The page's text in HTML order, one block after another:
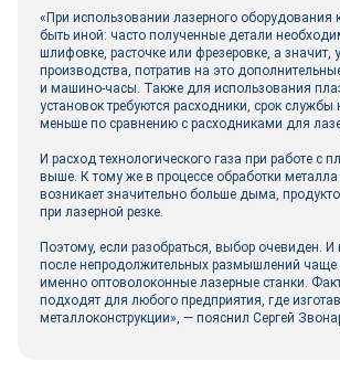
«При использовании лазерного оборудования
быть иной: часто полученные детали
шлифовке, расточке или фрезеровке, а значит,
производства, потратив на это
и машино-часы. Также для использования
установок требуются расходники, срок
меньше по сравнению с расходниками для
И расход технологического газа при работе с
выше. К тому же в процессе обработки
возникает значительно больше дыма,
при лазерной резке.
Поэтому, если разобраться, выбор очевиден.
после непродолжительных размышлений чаще
именно оптоволоконные лазерные станки.
подходят для любого предприятия, где
металлоконструкции», — пояснил Сергей